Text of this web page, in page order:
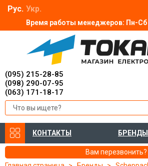
Время работы менеджеров: Пн-Сб
Рус. Укр.
(095) 215-28-85
(098) 290-07-95
(063) 171-18-17
КОНТАКТЫ БРЕНДЫ
Вам перезвонить?